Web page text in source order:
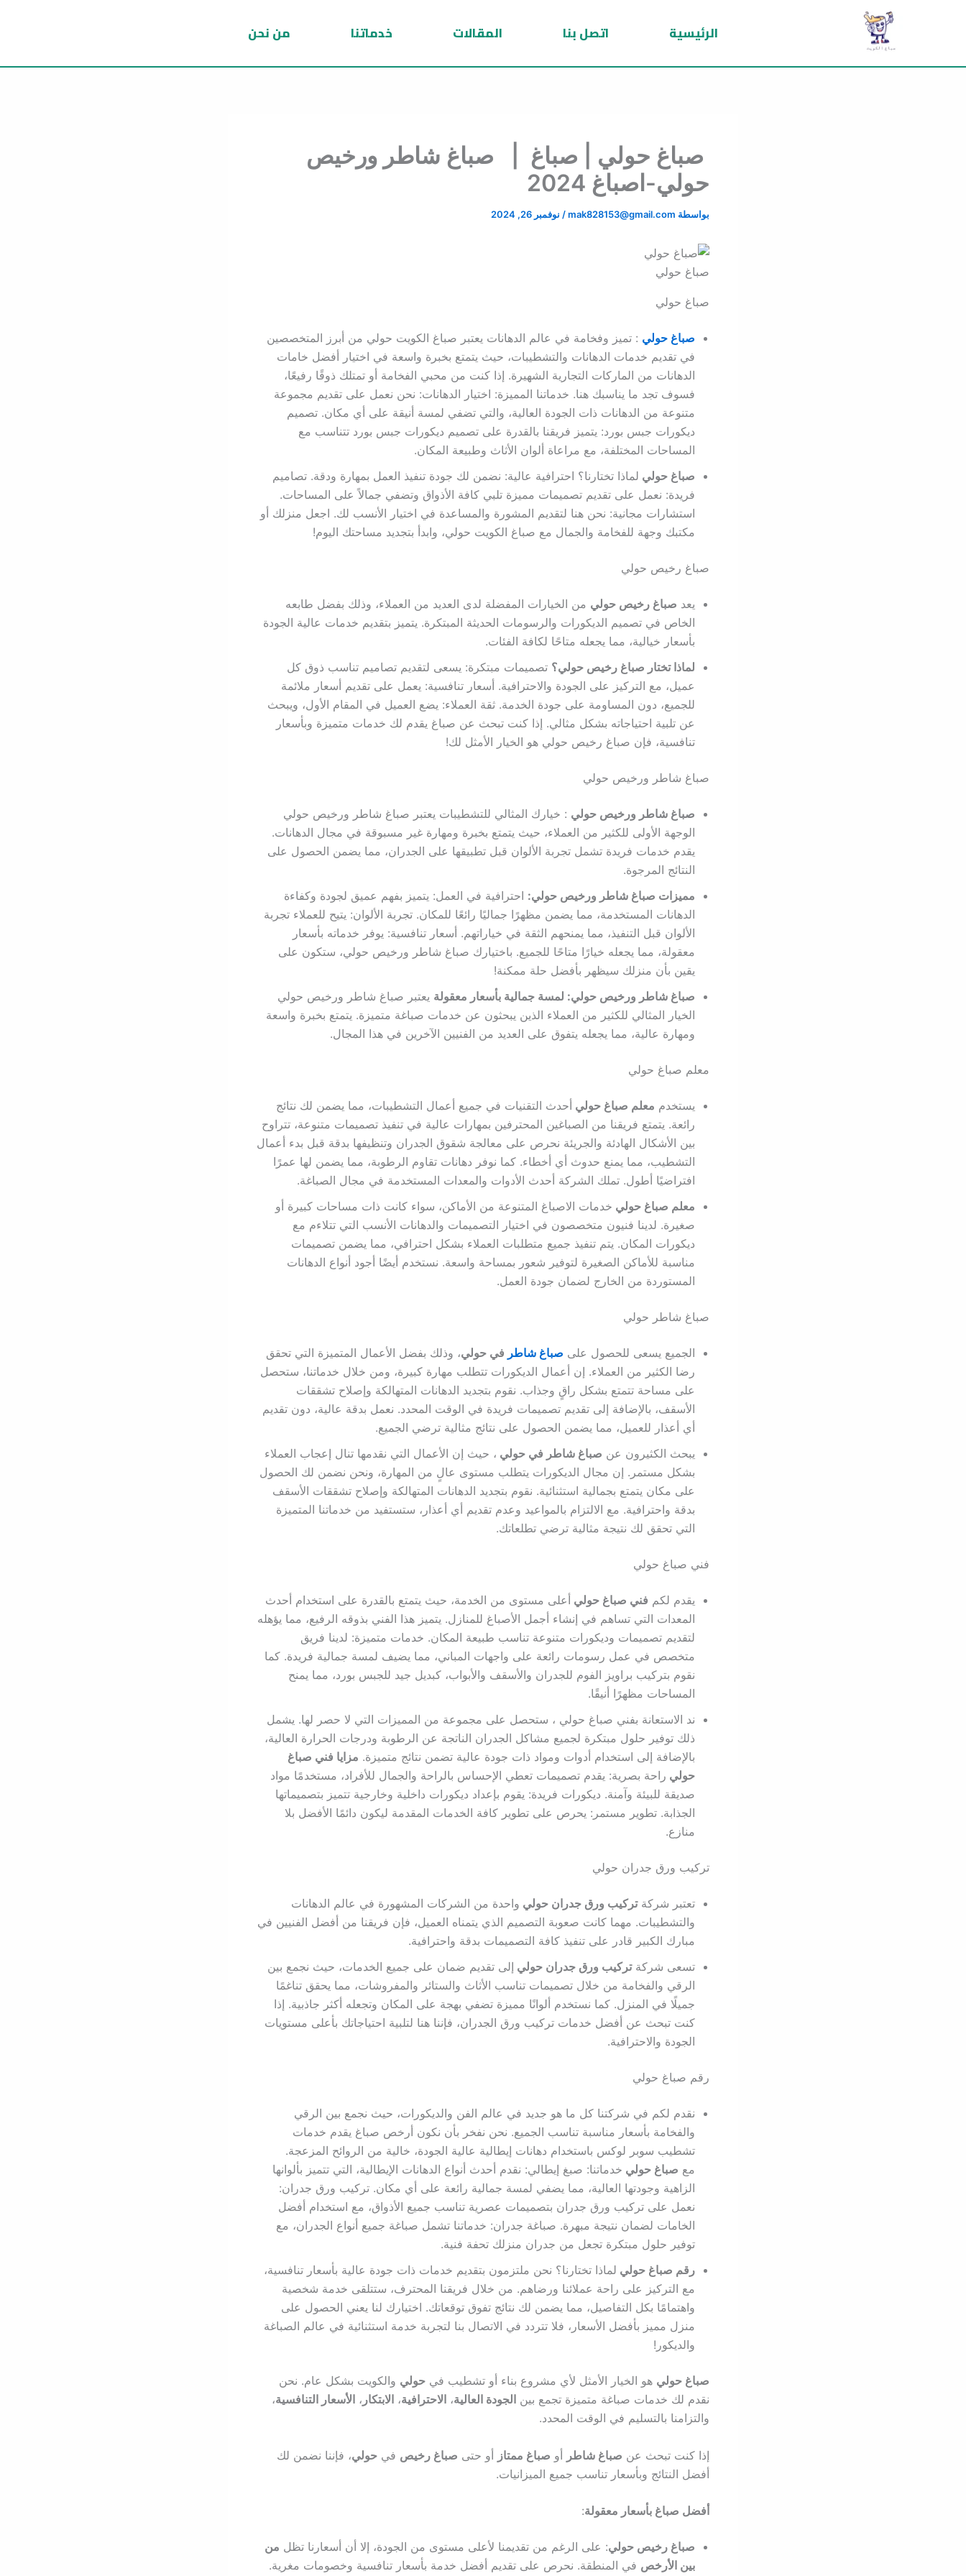
الرئيسية اتصل بنا المقالات خدماتنا من نحن
صباغ حولي | صباغ | صباغ شاطر ورخيص
حولي-اصباغ 2024
بواسطة mak828153@gmail.com
/ نوفمبر 26, 2024
صباغ حولي
صباغ حولي
صباغ حولي : تميز وفخامة في عالم الدهانات يعتبر صباغ الكويت حولي من أبرز المتخصصين
في تقديم خدمات الدهانات والتشطيبات، حيث يتمتع بخبرة واسعة في اختيار أفضل خامات
الدهانات من الماركات التجارية الشهيرة. إذا كنت من محبي الفخامة أو تمتلك ذوقًا رفيعًا،
فسوف تجد ما يناسبك هنا. خدماتنا المميزة: اختيار الدهانات: نحن نعمل على تقديم مجموعة
متنوعة من الدهانات ذات الجودة العالية، والتي تضفي لمسة أنيقة على أي مكان. تصميم
ديكورات جبس بورد: يتميز فريقنا بالقدرة على تصميم ديكورات جبس بورد تتناسب مع
المساحات المختلفة، مع مراعاة ألوان الأثاث وطبيعة المكان.
صباغ حولي لماذا تختارنا؟ احترافية عالية: نضمن لك جودة تنفيذ العمل بمهارة ودقة. تصاميم
فريدة: نعمل على تقديم تصميمات مميزة تلبي كافة الأذواق وتضفي جمالاً على المساحات.
استشارات مجانية: نحن هنا لتقديم المشورة والمساعدة في اختيار الأنسب لك. اجعل منزلك أو
مكتبك وجهة للفخامة والجمال مع صباغ الكويت حولي، وابدأ بتجديد مساحتك اليوم!
صباغ رخيص حولي
يعد صباغ رخيص حولي من الخيارات المفضلة لدى العديد من العملاء، وذلك بفضل طابعه
الخاص في تصميم الديكورات والرسومات الحديثة المبتكرة. يتميز بتقديم خدمات عالية الجودة
بأسعار خيالية، مما يجعله متاحًا لكافة الفئات.
لماذا تختار صباغ رخيص حولي؟ تصميمات مبتكرة: يسعى لتقديم تصاميم تناسب ذوق كل
عميل، مع التركيز على الجودة والاحترافية. أسعار تنافسية: يعمل على تقديم أسعار ملائمة
للجميع، دون المساومة على جودة الخدمة. ثقة العملاء: يضع العميل في المقام الأول، ويبحث
عن تلبية احتياجاته بشكل مثالي. إذا كنت تبحث عن صباغ يقدم لك خدمات متميزة وبأسعار
تنافسية، فإن صباغ رخيص حولي هو الخيار الأمثل لك!
صباغ شاطر ورخيص حولي
صباغ شاطر ورخيص حولي : خيارك المثالي للتشطيبات يعتبر صباغ شاطر ورخيص حولي
الوجهة الأولى للكثير من العملاء، حيث يتمتع بخبرة ومهارة غير مسبوقة في مجال الدهانات.
يقدم خدمات فريدة تشمل تجربة الألوان قبل تطبيقها على الجدران، مما يضمن الحصول على
النتائج المرجوة.
مميزات صباغ شاطر ورخيص حولي: احترافية في العمل: يتميز بفهم عميق لجودة وكفاءة
الدهانات المستخدمة، مما يضمن مظهرًا جماليًا رائعًا للمكان. تجربة الألوان: يتيح للعملاء تجربة
الألوان قبل التنفيذ، مما يمنحهم الثقة في خياراتهم. أسعار تنافسية: يوفر خدماته بأسعار
معقولة، مما يجعله خيارًا متاحًا للجميع. باختيارك صباغ شاطر ورخيص حولي، ستكون على
يقين بأن منزلك سيظهر بأفضل حلة ممكنة!
صباغ شاطر ورخيص حولي: لمسة جمالية بأسعار معقولة يعتبر صباغ شاطر ورخيص حولي
الخيار المثالي للكثير من العملاء الذين يبحثون عن خدمات صباغة متميزة. يتمتع بخبرة واسعة
ومهارة عالية، مما يجعله يتفوق على العديد من الفنيين الآخرين في هذا المجال.
معلم صباغ حولي
يستخدم معلم صباغ حولي أحدث التقنيات في جميع أعمال التشطيبات، مما يضمن لك نتائج
رائعة. يتمتع فريقنا من الصباغين المحترفين بمهارات عالية في تنفيذ تصميمات متنوعة، تتراوح
بين الأشكال الهادئة والجريئة نحرص على معالجة شقوق الجدران وتنظيفها بدقة قبل بدء أعمال
التشطيب، مما يمنع حدوث أي أخطاء. كما نوفر دهانات تقاوم الرطوبة، مما يضمن لها عمرًا
افتراضيًا أطول. تملك الشركة أحدث الأدوات والمعدات المستخدمة في مجال الصباغة.
معلم صباغ حولي خدمات الاصباغ المتنوعة من الأماكن، سواء كانت ذات مساحات كبيرة أو
صغيرة. لدينا فنيون متخصصون في اختيار التصميمات والدهانات الأنسب التي تتلاءم مع
ديكورات المكان. يتم تنفيذ جميع متطلبات العملاء بشكل احترافي، مما يضمن تصميمات
مناسبة للأماكن الصغيرة لتوفير شعور بمساحة واسعة. نستخدم أيضًا أجود أنواع الدهانات
المستوردة من الخارج لضمان جودة العمل.
صباغ شاطر حولي
الجميع يسعى للحصول على صباغ شاطر في حولي، وذلك بفضل الأعمال المتميزة التي تحقق
رضا الكثير من العملاء. إن أعمال الديكورات تتطلب مهارة كبيرة، ومن خلال خدماتنا، ستحصل
على مساحة تتمتع بشكل راقٍ وجذاب. نقوم بتجديد الدهانات المتهالكة وإصلاح تشققات
الأسقف، بالإضافة إلى تقديم تصميمات فريدة في الوقت المحدد. نعمل بدقة عالية، دون تقديم
أي أعذار للعميل، مما يضمن الحصول على نتائج مثالية ترضي الجميع.
يبحث الكثيرون عن صباغ شاطر في حولي ، حيث إن الأعمال التي نقدمها تنال إعجاب العملاء
بشكل مستمر. إن مجال الديكورات يتطلب مستوى عالٍ من المهارة، ونحن نضمن لك الحصول
على مكان يتمتع بجمالية استثنائية. نقوم بتجديد الدهانات المتهالكة وإصلاح تشققات الأسقف
بدقة واحترافية. مع الالتزام بالمواعيد وعدم تقديم أي أعذار، ستستفيد من خدماتنا المتميزة
التي تحقق لك نتيجة مثالية ترضي تطلعاتك.
فني صباغ حولي
يقدم لكم فني صباغ حولي أعلى مستوى من الخدمة، حيث يتمتع بالقدرة على استخدام أحدث
المعدات التي تساهم في إنشاء أجمل الأصباغ للمنازل. يتميز هذا الفني بذوقه الرفيع، مما يؤهله
لتقديم تصميمات وديكورات متنوعة تناسب طبيعة المكان. خدمات متميزة: لدينا فريق
متخصص في عمل رسومات رائعة على واجهات المباني، مما يضيف لمسة جمالية فريدة. كما
نقوم بتركيب براويز الفوم للجدران والأسقف والأبواب، كبديل جيد للجبس بورد، مما يمنح
المساحات مظهرًا أنيقًا.
ند الاستعانة بفني صباغ حولي ، ستحصل على مجموعة من المميزات التي لا حصر لها. يشمل
ذلك توفير حلول مبتكرة لجميع مشاكل الجدران الناتجة عن الرطوبة ودرجات الحرارة العالية،
بالإضافة إلى استخدام أدوات ومواد ذات جودة عالية تضمن نتائج متميزة. مزايا فني صباغ
حولي راحة بصرية: يقدم تصميمات تعطي الإحساس بالراحة والجمال للأفراد، مستخدمًا مواد
صديقة للبيئة وآمنة. ديكورات فريدة: يقوم بإعداد ديكورات داخلية وخارجية تتميز بتصميماتها
الجذابة. تطوير مستمر: يحرص على تطوير كافة الخدمات المقدمة ليكون دائمًا الأفضل بلا
منازع.
تركيب ورق جدران حولي
تعتبر شركةتركيب ورق جدران حولي واحدة من الشركات المشهورة في عالم الدهانات
والتشطيبات. مهما كانت صعوبة التصميم الذي يتمناه العميل، فإن فريقنا من أفضل الفنيين في
مبارك الكبير قادر على تنفيذ كافة التصميمات بدقة واحترافية.
تسعى شركةتركيب ورق جدران حولي إلى تقديم ضمان على جميع الخدمات، حيث نجمع بين
الرقي والفخامة من خلال تصميمات تناسب الأثاث والستائر والمفروشات، مما يحقق تناغمًا
جميلًا في المنزل. كما نستخدم ألوانًا مميزة تضفي بهجة على المكان وتجعله أكثر جاذبية. إذا
كنت تبحث عن أفضل خدمات تركيب ورق الجدران، فإننا هنا لتلبية احتياجاتك بأعلى مستويات
الجودة والاحترافية.
رقم صباغ حولي
نقدم لكم في شركتنا كل ما هو جديد في عالم الفن والديكورات، حيث نجمع بين الرقي
والفخامة بأسعار مناسبة تناسب الجميع. نحن نفخر بأن نكون أرخص صباغ يقدم خدمات
تشطيب سوبر لوكس باستخدام دهانات إيطالية عالية الجودة، خالية من الروائح المزعجة.
مع صباغ حولي خدماتنا: صبغ إيطالي: نقدم أحدث أنواع الدهانات الإيطالية، التي تتميز بألوانها
الزاهية وجودتها العالية، مما يضفي لمسة جمالية رائعة على أي مكان. تركيب ورق جدران:
نعمل على تركيب ورق جدران بتصميمات عصرية تناسب جميع الأذواق، مع استخدام أفضل
الخامات لضمان نتيجة مبهرة. صباغة جدران: خدماتنا تشمل صباغة جميع أنواع الجدران، مع
توفير حلول مبتكرة تجعل من جدران منزلك تحفة فنية.
رقم صباغ حولي لماذا تختارنا؟ نحن ملتزمون بتقديم خدمات ذات جودة عالية بأسعار تنافسية،
مع التركيز على راحة عملائنا ورضاهم. من خلال فريقنا المحترف، ستتلقى خدمة شخصية
واهتمامًا بكل التفاصيل، مما يضمن لك نتائج تفوق توقعاتك. اختيارك لنا يعني الحصول على
منزل مميز بأفضل الأسعار، فلا تتردد في الاتصال بنا لتجربة خدمة استثنائية في عالم الصباغة
والديكور!
صباغ حولي هو الخيار الأمثل لأي مشروع بناء أو تشطيب في حولي والكويت بشكل عام. نحن
نقدم لك خدمات صباغة متميزة تجمع بين الجودة العالية، الاحترافية، الابتكار ، الأسعار التنافسية،
والتزامنا بالتسليم في الوقت المحدد.
إذا كنت تبحث عن صباغ شاطر أو صباغ ممتاز أو حتى صباغ رخيص في حولي، فإننا نضمن لك
أفضل النتائج وبأسعار تناسب جميع الميزانيات.
أفضل صباغ بأسعار معقولة:
صباغ رخيص حولي: على الرغم من تقديمنا لأعلى مستوى من الجودة، إلا أن أسعارنا تظل من
بين الأرخص في المنطقة. نحرص على تقديم أفضل خدمة بأسعار تنافسية وخصومات مغرية.